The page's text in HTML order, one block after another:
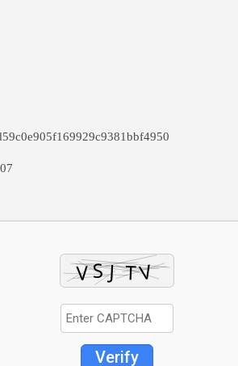
Verify